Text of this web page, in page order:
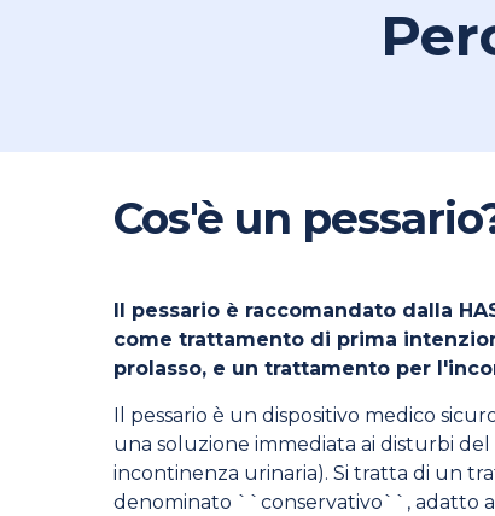
Cos'è un
Il pessario è raccomandato dalla
come trattamento di prima
prolasso, e un trattamento per
Il pessario è un dispositivo medico
una soluzione immediata ai disturbi
incontinenza urinaria). Si tratta di un
denominato ``conservativo``, adatto